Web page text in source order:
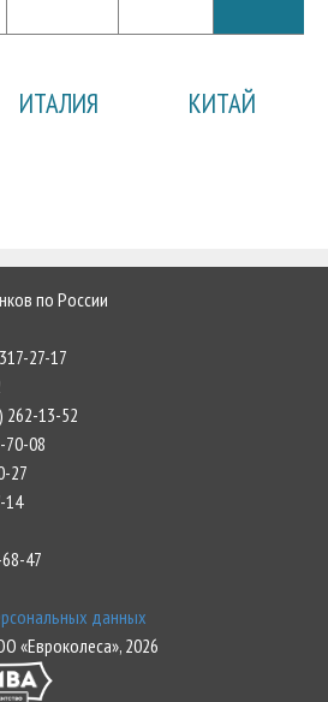
ИТАЛИЯ
КИТАЙ
по России
27-17
262-13-52
70-08
27
14
47
данных
«Евроколеса», 2026